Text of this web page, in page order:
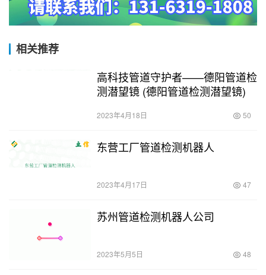
相关推荐
高科技管道守护者——德阳管道检
测潜望镜 (德阳管道检测潜望镜)
2023年4月18日 50
东营工厂管道检测机器人
2023年4月17日 47
苏州管道检测机器人公司
2023年5月5日 48